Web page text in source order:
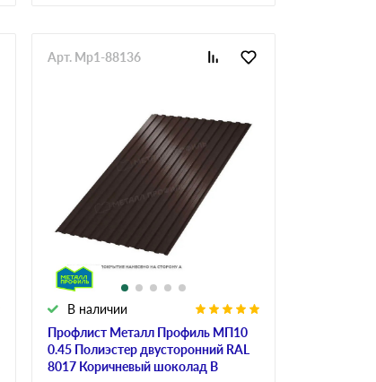
Профлист Металл Профиль МП10
0.45 Полиэстер двусторонний RAL
8017 Коричневый шоколад B
В наличии
Арт. Mp1-88136